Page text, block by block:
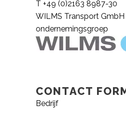
T +49 (0)2163 8987-30
WILMS Transport
ondernemingsgroep
CONTACT
Bedrijf